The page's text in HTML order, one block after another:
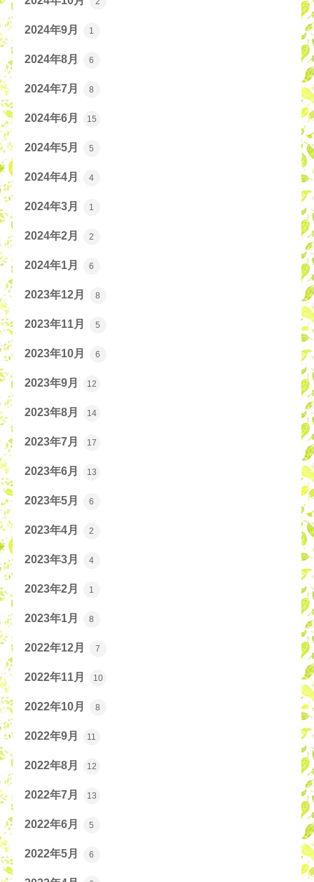
2024年9月 1
2024年8月 6
2024年7月 8
2024年6月 15
2024年5月 5
2024年4月 4
2024年3月 1
2024年2月 2
2024年1月 6
2023年12月 8
2023年11月 5
2023年10月 6
2023年9月 12
2023年8月 14
2023年7月 17
2023年6月 13
2023年5月 6
2023年4月 2
2023年3月 4
2023年2月 1
2023年1月 8
2022年12月 7
2022年11月 10
2022年10月 8
2022年9月 11
2022年8月 12
2022年7月 13
2022年6月 5
2022年5月 6